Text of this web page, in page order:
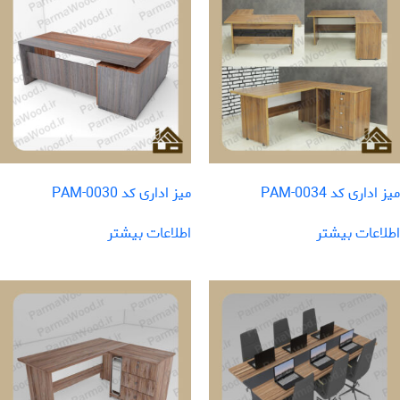
میز اداری کد PAM-0034
اطلاعات بیشتر
میز اداری کد PAM-0030
اطلاعات بیشتر